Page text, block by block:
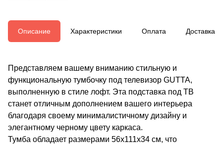
Описание Характеристики Оплата Доставка
Представляем вашему вниманию стильную и
функциональную тумбочку под телевизор GUTTA,
выполненную в стиле лофт. Эта подставка под ТВ
станет отличным дополнением вашего интерьера
благодаря своему минималистичному дизайну и
элегантному черному цвету каркаса.
Тумба обладает размерами 56х111х34 см, что